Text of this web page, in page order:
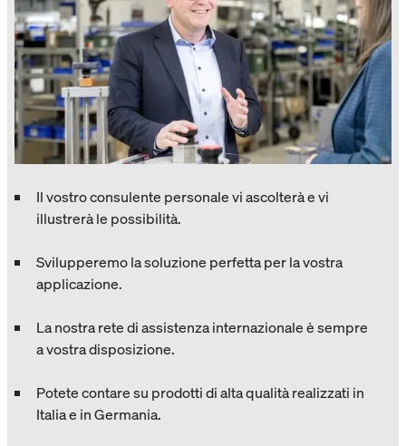
Il vostro consulente personale vi ascolterà e vi
illustrerà le possibilità.
Svilupperemo la soluzione perfetta per la vostra
applicazione.
La nostra rete di assistenza internazionale è sempre
a vostra disposizione.
Potete contare su prodotti di alta qualità realizzati in
Italia e in Germania.